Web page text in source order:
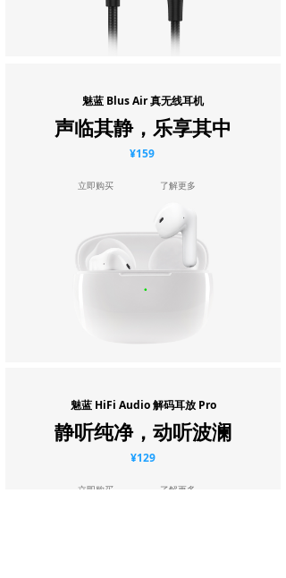
魅蓝 HiFi Audio 解码耳放 Pro
静听纯净，动听波澜
¥129
立即购买 了解更多
魅蓝 Blus Air 真无线耳机
声临其静，乐享其中
¥159
立即购买 了解更多